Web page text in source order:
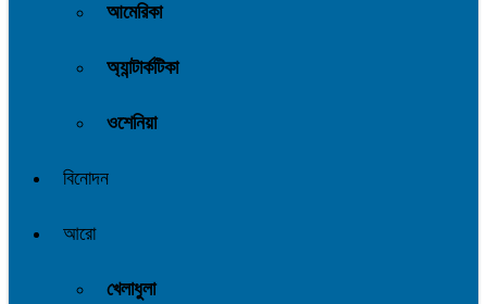
আমেরিকা
অ্যান্টার্কটিকা
ওশেনিয়া
বিনোদন
আরো
খেলাধুলা